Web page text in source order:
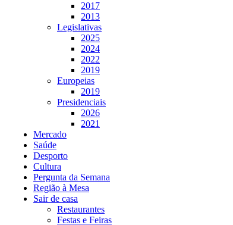
2017
2013
Legislativas
2025
2024
2022
2019
Europeias
2019
Presidenciais
2026
2021
Mercado
Saúde
Desporto
Cultura
Pergunta da Semana
Região à Mesa
Sair de casa
Restaurantes
Festas e Feiras